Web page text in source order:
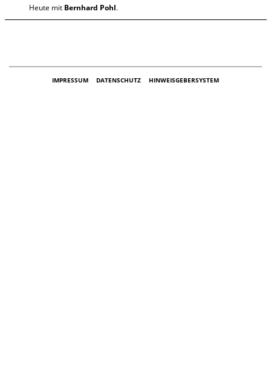
Heute mit Bernhard Pohl.
IMPRESSUM DATENSCHUTZ HINWEISGEBERSYSTEM